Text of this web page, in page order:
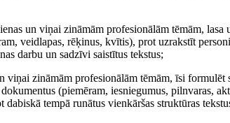
un viņai zināmām profesionālām tēmām, lasa
veidlapas, rēķinus, kvītis), prot uzrakstīt
darbu un sadzīvi saistītus tekstus;
viņai zināmām profesionālām tēmām, īsi formulēt
(piemēram, iesniegumus, pilnvaras,
tempā runātus vienkāršas struktūras